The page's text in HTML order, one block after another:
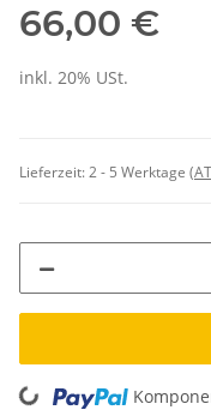
66,00 €
inkl. 20% USt.
Lieferzeit:2 - 5 Werktage